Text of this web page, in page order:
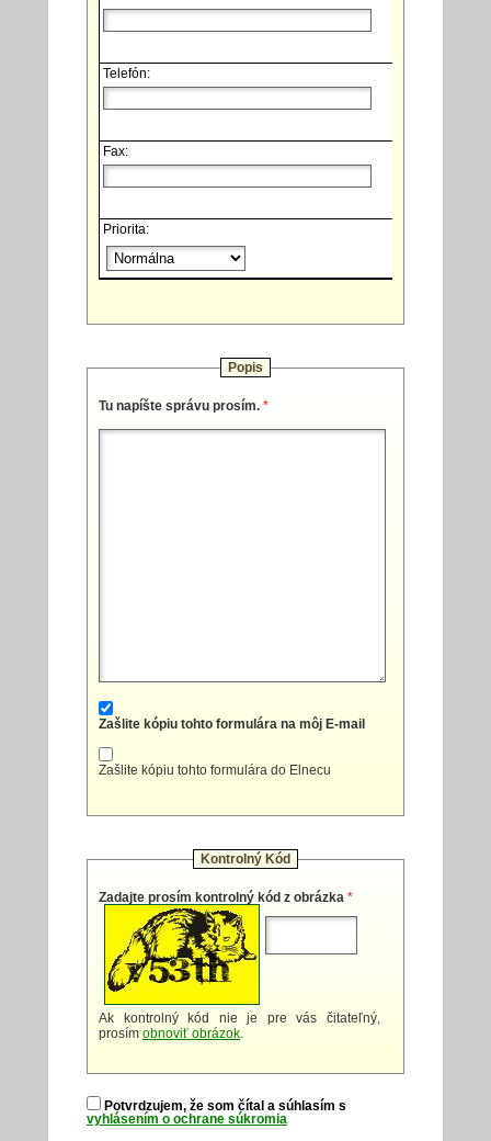
Telefón:
Fax:
Priorita:
Popis
Tu napíšte správu prosím. *
Zašlite kópiu tohto formulára na môj E-mail
Zašlite kópiu tohto formulára do Elnecu
Kontrolný Kód
Zadajte prosím kontrolný kód z obrázka *
Ak kontrolný kód nie je pre vás čitateľný,
prosím obnoviť obrázok.
Potvrdzujem, že som čítal a súhlasím s
vyhlásením o ochrane súkromia